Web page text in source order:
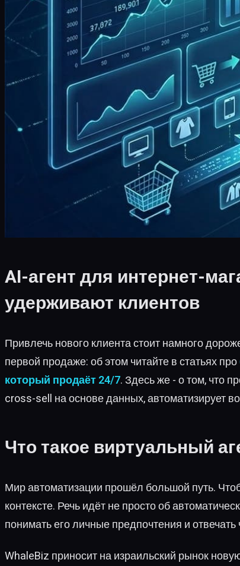
AI-агент для интернет-
удерживают клиентов
Привлечь нового клиента стоит намного
первой продаже: об этом читайте в статьях про
который продаёт 24/7. Здесь же - о том, что
cross-sell на основе данных, автоматизирует
Что такое виртуальный
Мир автоматизации прошёл большой путь.
контексте. Речь идёт не просто об
понимать его личные предпочтения и
WhaleBiz приносит на израильский рынок